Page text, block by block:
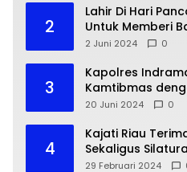
2
Lahir Di Hari
Untuk Memberi
Bagi Masyarakat
2 Juni 2024 0
3
Kapolres
Kamtibmas
20 Juni 2024 0
4
Kajati Riau
Sekaligus
Bank Indonesia
29 Februari 2024